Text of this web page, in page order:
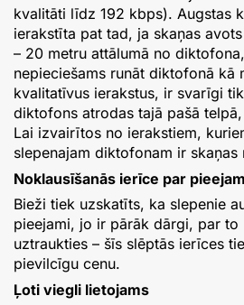
kvalitāti līdz 192 kbps). Augstas
ierakstīta pat tad, ja skaņas
– 20 metru attālumā no
nepieciešams runāt diktofonā kā
kvalitatīvus ierakstus, ir svarīgi
diktofons atrodas tajā pašā
Lai izvairītos no ierakstiem,
slepenajam diktofonam ir skaņas
Noklausīšanās ierīce par
Bieži tiek uzskatīts, ka slepenie
pieejami, jo ir pārāk dārgi, par to
uztraukties – šīs slēptās ierīces
pievilcīgu cenu.
Ļoti viegli lietojams